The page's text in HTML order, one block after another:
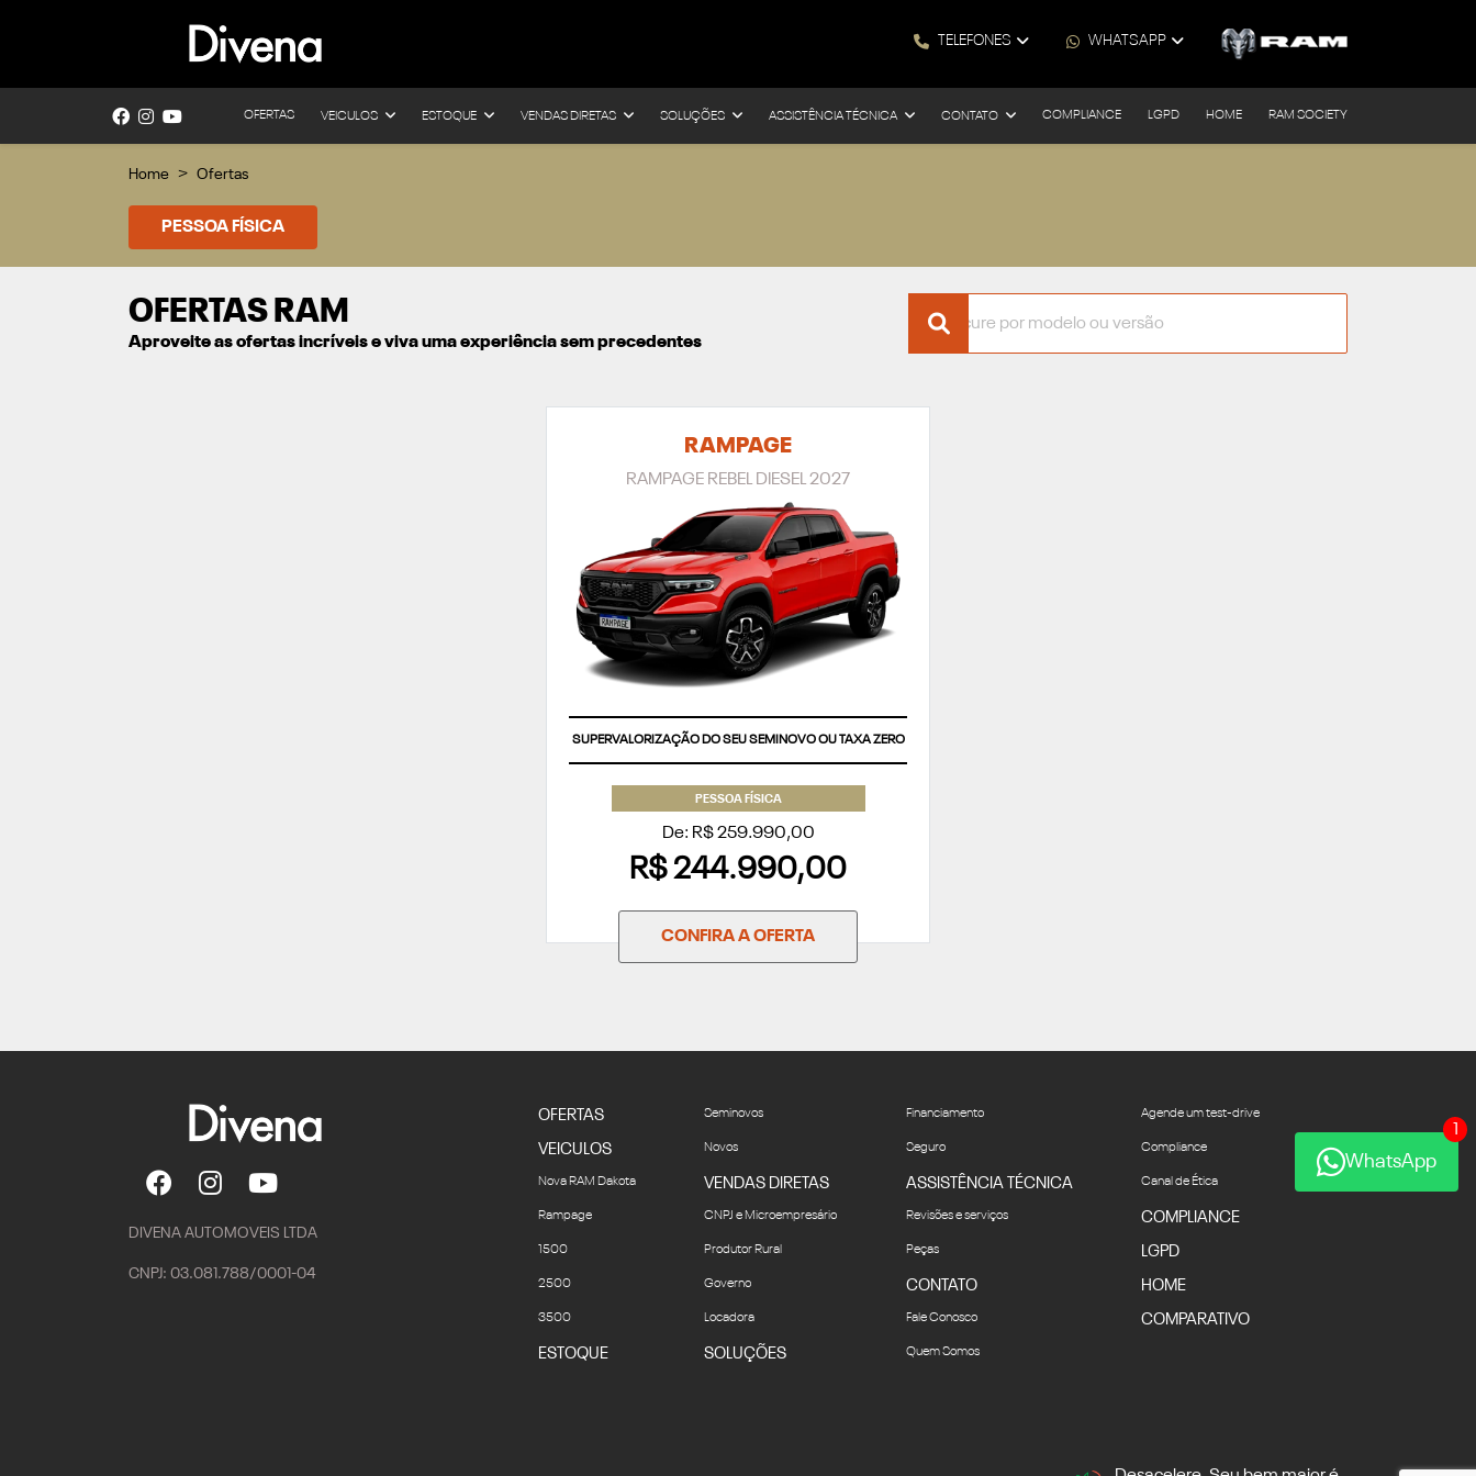
TELEFONES WHATSAPP
OFERTAS VEICULOS ESTOQUE VENDAS DIRETAS SOLUÇÕES ASSISTÊNCIA TÉCNICA CONTATO COMPLIANCE LGPD HOME RAM SOCIETY
Home Ofertas
PESSOA FÍSICA
OFERTAS RAM
Aproveite as ofertas incríveis e viva uma experiência sem precedentes
RAMPAGE
RAMPAGE REBEL DIESEL 2027
SUPERVALORIZAÇÃO DO SEU SEMINOVO OU TAXA ZERO
PESSOA FÍSICA
De: R$ 259.990,00
R$ 244.990,00
CONFIRA A OFERTA
DIVENA AUTOMOVEIS LTDA
CNPJ: 03.081.788/0001-04
OFERTAS
VEICULOS
Nova RAM Dakota
Rampage
1500
2500
3500
ESTOQUE
Seminovos
Novos
VENDAS DIRETAS
CNPJ e Microempresário
Produtor Rural
Governo
Locadora
SOLUÇÕES
Financiamento
Seguro
ASSISTÊNCIA TÉCNICA
Revisões e serviços
Peças
CONTATO
Fale Conosco
Quem Somos
Agende um test-drive
Compliance
Canal de Ética
COMPLIANCE
LGPD
HOME
COMPARATIVO
WhatsApp
1